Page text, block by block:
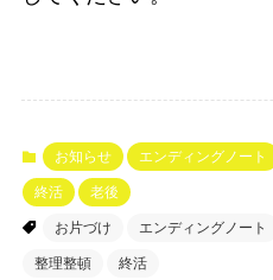
お知らせ エンディングノート
終活 老後
お片づけ エンディングノート
整理整頓 終活